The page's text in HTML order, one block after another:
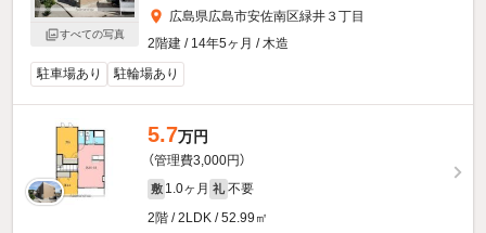
すべての写真
広島県広島市安佐南区緑井３丁目
2階建 / 14年5ヶ月 / 木造
駐車場あり
駐輪場あり
5.7万円
（管理費3,000円）
敷 1.0ヶ月 礼 不要
2階 / 2LDK / 52.99㎡